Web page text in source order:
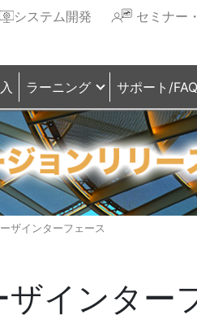
セミナー
システム開発
ラーニング サポート/FAQ
ザインターフェース
インター